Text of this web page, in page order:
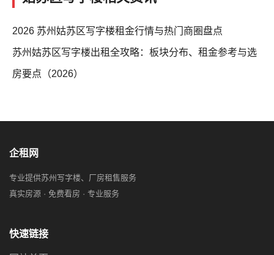
2026 苏州姑苏区写字楼租金行情与热门商圈盘点
苏州姑苏区写字楼出租全攻略：板块分布、租金参考与选
房要点（2026）
企租网
专业提供苏州写字楼、厂房租售服务
真实房源 · 免费看房 · 专业服务
快速链接